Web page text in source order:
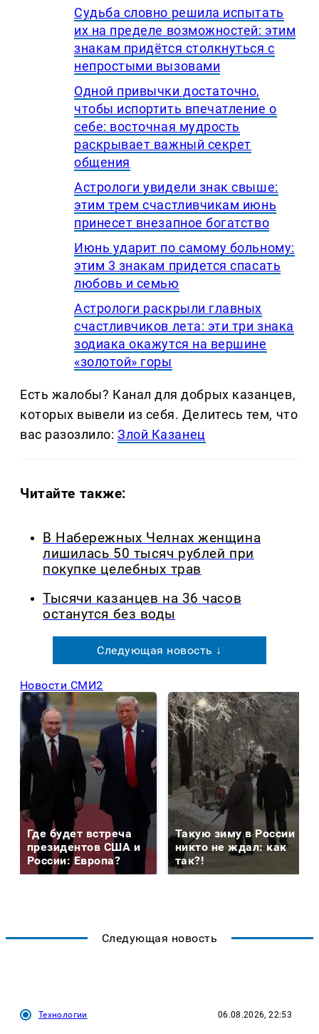
Судьба словно решила испытать
их на пределе возможностей: этим
знакам придётся столкнуться с
непростыми вызовами
Одной привычки достаточно,
чтобы испортить впечатление о
себе: восточная мудрость
раскрывает важный секрет
общения
Астрологи увидели знак свыше:
этим трем счастливчикам июнь
принесет внезапное богатство
Июнь ударит по самому больному:
этим 3 знакам придется спасать
любовь и семью
Астрологи раскрыли главных
счастливчиков лета: эти три знака
зодиака окажутся на вершине
«золотой» горы
Есть жалобы? Канал для добрых казанцев,
которых вывели из себя. Делитеcь тем, что
вас разозлило:Злой Казанец
Читайте также:
В Набережных Челнах женщина
лишилась 50 тысяч рублей при
покупке целебных трав
Тысячи казанцев на 36 часов
останутся без воды
Следующая новость ↓
Новости СМИ2
Где будет встреча
президентов США и
России: Европа?
Такую зиму в России
никто не ждал: как
так?!
Следующая новость
Технологии 06.08.2026, 22:53